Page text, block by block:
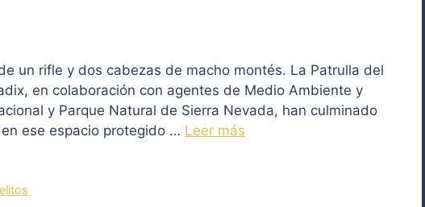
un rifle y dos cabezas de macho montés. La Patrulla del
en colaboración con agentes de Medio Ambiente y
y Parque Natural de Sierra Nevada, han culminado
ese espacio protegido … Leer más